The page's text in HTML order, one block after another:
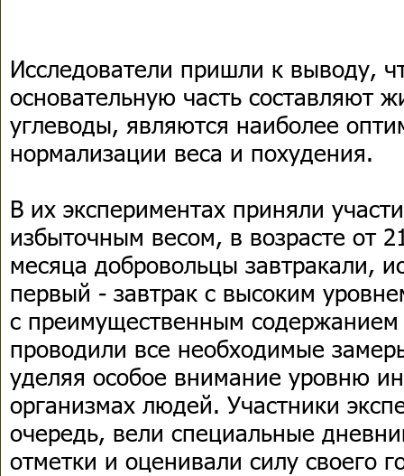
Исследователи пришли к выводу,
основательную часть составляют
углеводы, являются наиболее
нормализации веса и похудения.
В их экспериментах приняли
избыточным весом, в возрасте от
месяца добровольцы завтракали,
первый - завтрак с высоким
с преимущественным
проводили все необходимые
уделяя особое внимание уровню
организмах людей. Участники
очередь, вели специальные
отметки и оценивали силу своего